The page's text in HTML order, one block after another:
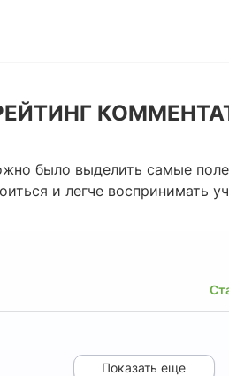
было выделить самые
и легче воспринимать
Показать еще